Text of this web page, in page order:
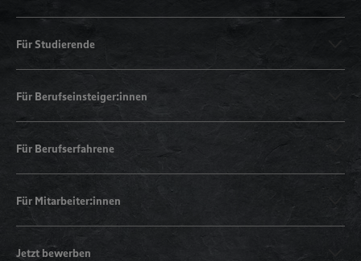
Für Studierende
Für Berufseinsteiger:innen
Für Berufserfahrene
Für Mitarbeiter:innen
Jetzt bewerben